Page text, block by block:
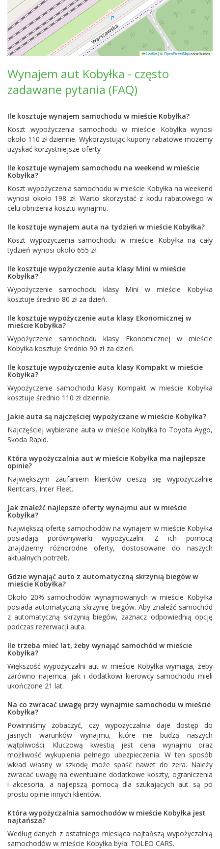
Leaflet|©OpenStreetMapcontributors
Wynajem aut Kobyłka - często
zadawane pytania (FAQ)
Ile kosztuje wynajem samochodu w mieście Kobyłka?
Koszt wypożyczenia samochodu w mieście Kobyłka wynosi
około 110 zł dziennie. Wykorzystując kupony rabatowe możemy
uzyskać korzystniejsze oferty
Ile kosztuje wynajem samochodu na weekend w mieście
Kobyłka?
Koszt wypożyczenia samochodu w mieście Kobyłka na weekend
wynosi około 198 zł. Warto skorzystać z kodu rabatowego w
celu obniżenia kosztu wynajmu.
Ile kosztuje wynajem auta na tydzień w mieście Kobyłka?
Koszt wypożyczenia samochodu w mieście Kobyłka na cały
tydzień wynosi około 655 zł.
Ile kosztuje wypożyczenie auta klasy Mini w mieście
Kobyłka?
Wypożyczenie samochodu klasy Mini w mieście Kobyłka
kosztuje średnio 80 zł za dzień.
Ile kosztuje wypożyczenie auta klasy Ekonomicznej w
mieście Kobyłka?
Wypożyczenie samochodu klasy Ekonomicznej w mieście
Kobyłka kosztuje średnio 90 zł za dzień.
Ile kosztuje wypożyczenie auta klasy Kompakt w mieście
Kobyłka?
Wypożyczenie samochodu klasy Kompakt w mieście Kobyłka
kosztuje średnio 110 zł dziennie.
Jakie auta są najczęściej wypożyczane w mieście Kobyłka?
Najczęściej wybierane auta w mieście Kobyłka to Toyota Aygo,
Skoda Rapid.
Która wypożyczalnia aut w mieście Kobyłka ma najlepsze
opinie?
Największym zaufaniem klientów cieszą się wypożyczalnie
Rentcars, Inter Fleet.
Jak znaleźć najlepsze oferty wynajmu aut w mieście
Kobyłka?
Największą ofertę samochodów na wynajem w mieście Kobyłka
posiadają porównywarki wypożyczalni. Z ich pomocą
znajdziemy różnorodne oferty, dostosowane do naszych
aktualnych potrzeb.
Gdzie wynająć auto z automatyczną skrzynią biegów w
mieście Kobyłka?
Około 20% samochodów wynajmowanych w mieście Kobyłka
posiada automatyczną skrzynię biegów. Aby znaleźć samochód
z automatyczną skrzynią biegów, zaznacz odpowiednią opcję
podczas rezerwacji auta.
Ile trzeba mieć lat, żeby wynająć samochód w mieście
Kobyłka?
Większość wypożyczalni aut w mieście Kobyłka wymaga, żeby
zarówno najemca, jak i dodatkowi kierowcy samochodu mieli
ukończone 21 lat.
Na co zwracać uwagę przy wynajmie samochodu w mieście
Kobyłka?
Powinniśmy zobaczyć, czy wypożyczalnia daje dostęp do
jasnych warunków wynajmu, które nie budzą naszych
wątpliwości. Kluczową kwestią jest cena wynajmu oraz
możliwość wykupienia pełnego ubezpieczenia. W ten sposób
wkład własny w szkodę może spaść nawet do zera. Należy
zwracać uwagę na ewentualne dodatkowe koszty, ograniczenia
i akcesoria, a najlepszą pomocą dla szukających aut są po
prostu opinie innych klientów.
Która wypożyczalnia samochodów w mieście Kobyłka jest
najtańsza?
Według danych z ostatniego miesiąca najtańszą wypożyczalnią
samochodów w mieście Kobyłka była: TOLEO CARS.